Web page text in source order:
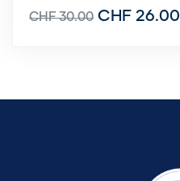
CHF30.00 CHF 26.00